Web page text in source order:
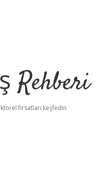
Rehberi
fırsatları keşfedin